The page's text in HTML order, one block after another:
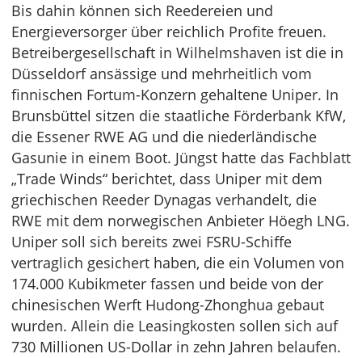
Bis dahin können sich Reedereien und
Energieversorger über reichlich Profite freuen.
Betreibergesellschaft in Wilhelmshaven ist die in
Düsseldorf ansässige und mehrheitlich vom
finnischen Fortum-Konzern gehaltene Uniper. In
Brunsbüttel sitzen die staatliche Förderbank KfW,
die Essener RWE AG und die niederländische
Gasunie in einem Boot. Jüngst hatte das Fachblatt
„Trade Winds“ berichtet, dass Uniper mit dem
griechischen Reeder Dynagas verhandelt, die
RWE mit dem norwegischen Anbieter Höegh LNG.
Uniper soll sich bereits zwei FSRU-Schiffe
vertraglich gesichert haben, die ein Volumen von
174.000 Kubikmeter fassen und beide von der
chinesischen Werft Hudong-Zhonghua gebaut
wurden. Allein die Leasingkosten sollen sich auf
730 Millionen US-Dollar in zehn Jahren belaufen.